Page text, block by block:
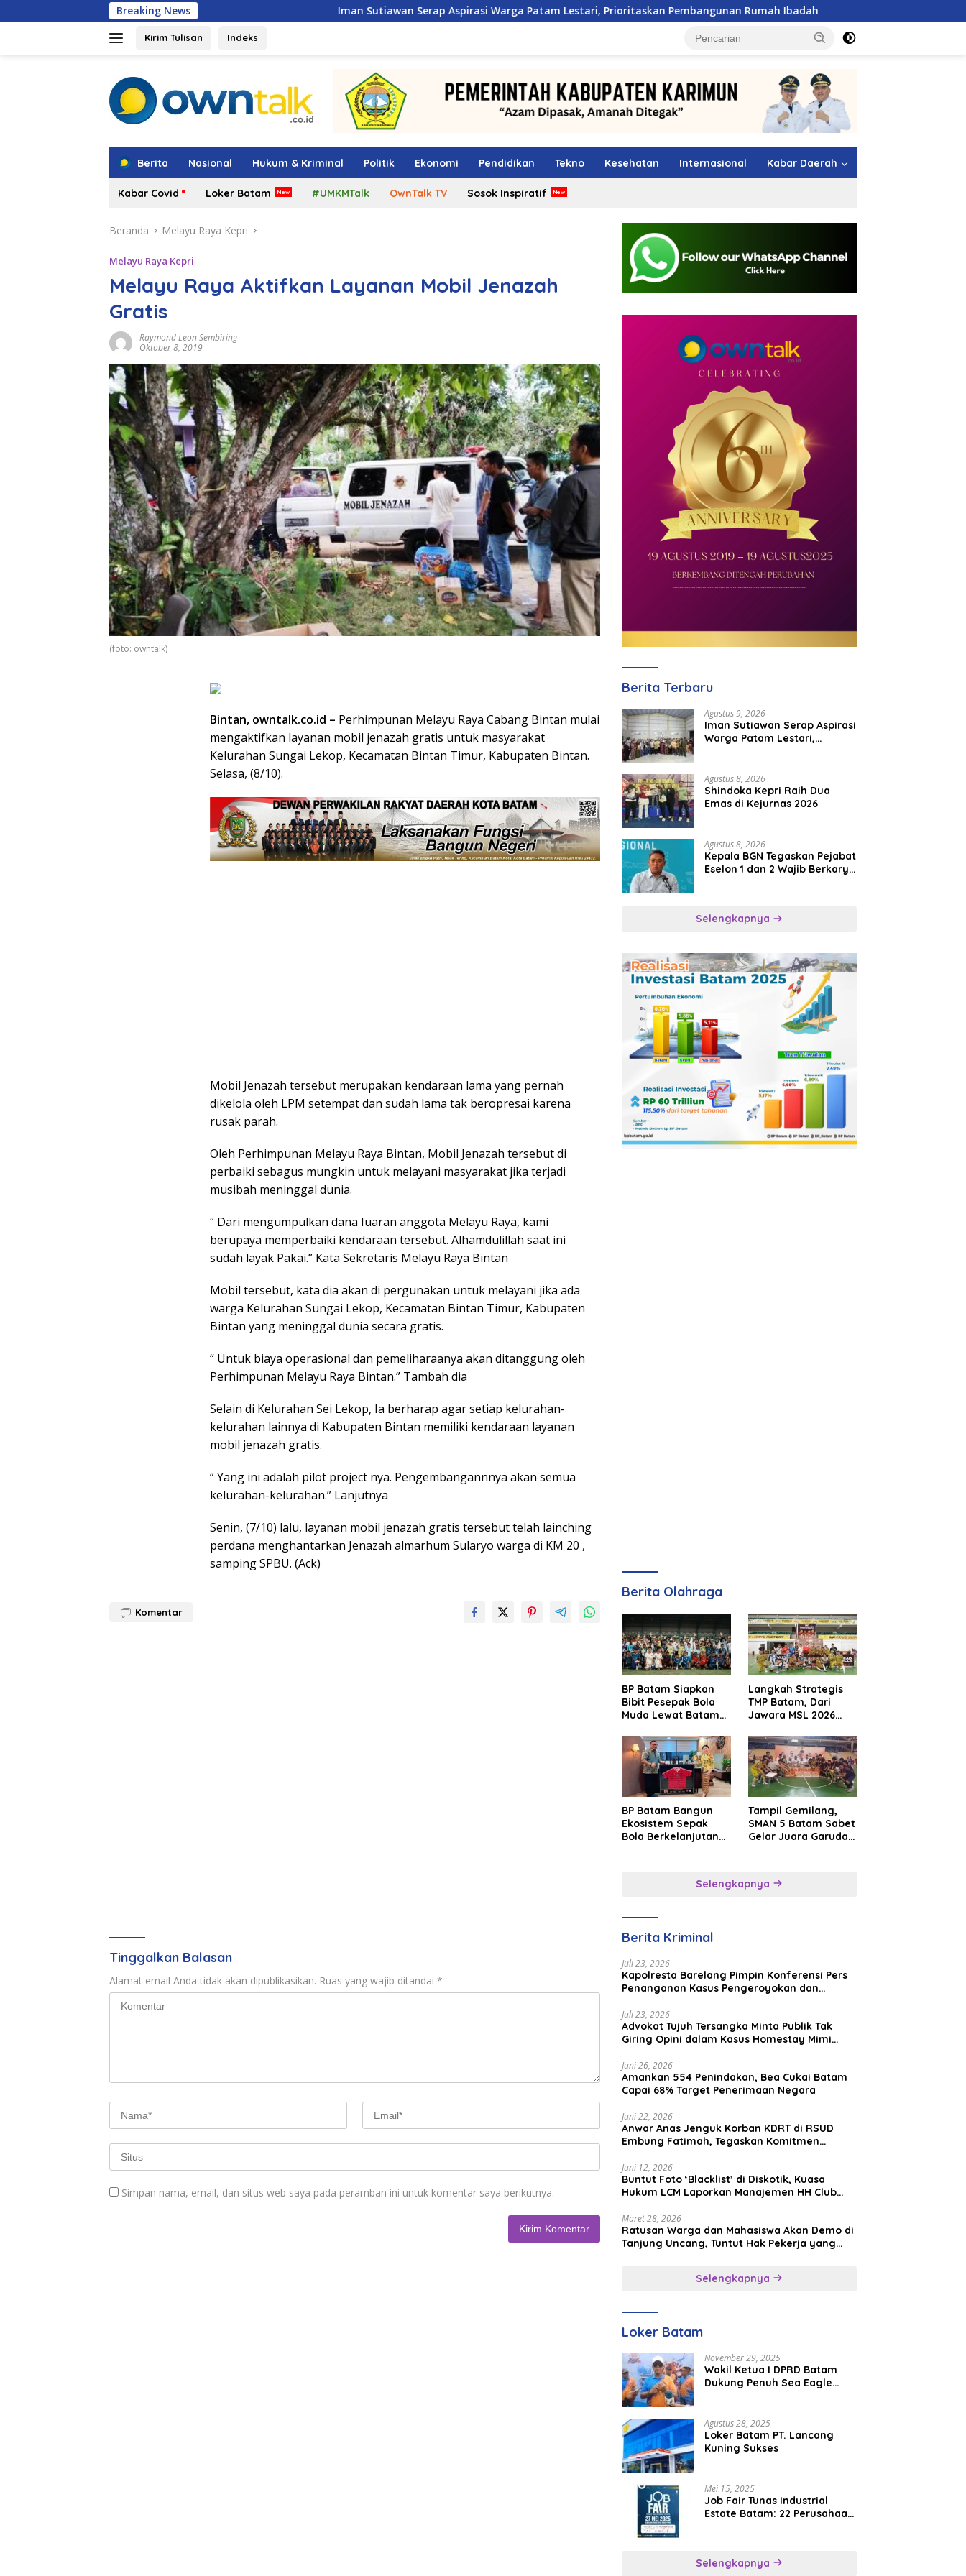
ke
Breaking News Iman Sutiawan Serap Aspirasi Warga Patam Lestari, Prioritaskan Pembangunan Rumah Ibadah Shindoka Kepri Raih Dua Emas di
Kirim Tulisan Indeks
Berita Nasional Hukum & Kriminal Politik Ekonomi Pendidikan Tekno Kesehatan Internasional Kabar Daerah
Kabar Covid Loker Batam #UMKMTalk OwnTalk TV Sosok Inspiratif
Beranda Melayu Raya Kepri
Melayu Raya Kepri
Melayu Raya Aktifkan Layanan Mobil Jenazah
Gratis
Raymond Leon Sembiring
Oktober 8, 2019
(foto: owntalk)
Bintan, owntalk.co.id – Perhimpunan Melayu Raya Cabang Bintan mulai
mengaktifkan layanan mobil jenazah gratis untuk masyarakat
Kelurahan Sungai Lekop, Kecamatan Bintan Timur, Kabupaten Bintan.
Selasa, (8/10).
Mobil Jenazah tersebut merupakan kendaraan lama yang pernah
dikelola oleh LPM setempat dan sudah lama tak beropresai karena
rusak parah.
Oleh Perhimpunan Melayu Raya Bintan, Mobil Jenazah tersebut di
perbaiki sebagus mungkin untuk melayani masyarakat jika terjadi
musibah meninggal dunia.
“ Dari mengumpulkan dana Iuaran anggota Melayu Raya, kami
berupaya memperbaiki kendaraan tersebut. Alhamdulillah saat ini
sudah layak Pakai.” Kata Sekretaris Melayu Raya Bintan
Mobil tersebut, kata dia akan di pergunakan untuk melayani jika ada
warga Kelurahan Sungai Lekop, Kecamatan Bintan Timur, Kabupaten
Bintan yang meninggal dunia secara gratis.
“ Untuk biaya operasional dan pemeliharaanya akan ditanggung oleh
Perhimpunan Melayu Raya Bintan.” Tambah dia
Selain di Kelurahan Sei Lekop, Ia berharap agar setiap kelurahan-
kelurahan lainnya di Kabupaten Bintan memiliki kendaraan layanan
mobil jenazah gratis.
“ Yang ini adalah pilot project nya. Pengembangannnya akan semua
kelurahan-kelurahan.” Lanjutnya
Senin, (7/10) lalu, layanan mobil jenazah gratis tersebut telah lainching
perdana menghantarkan Jenazah almarhum Sularyo warga di KM 20 ,
samping SPBU. (Ack)
Komentar
Tinggalkan Balasan
Alamat email Anda tidak akan dipublikasikan. Ruas yang wajib ditandai *
Simpan nama, email, dan situs web saya pada peramban ini untuk komentar saya berikutnya.
Berita Terbaru
Agustus 9, 2026
Iman Sutiawan Serap Aspirasi
Warga Patam Lestari,
Agustus 8, 2026
Shindoka Kepri Raih Dua
Emas di Kejurnas 2026
Agustus 8, 2026
Kepala BGN Tegaskan Pejabat
Eselon 1 dan 2 Wajib Berkarya
Selengkapnya
Berita Olahraga
BP Batam Siapkan
Bibit Pesepak Bola
Muda Lewat Batam
Grassroot Football
Festival 2026
Langkah Strategis
TMP Batam, Dari
Jawara MSL 2026
Internasional
BP Batam Bangun
Ekosistem Sepak
Bola Berkelanjutan
Tampil Gemilang,
SMAN 5 Batam Sabet
Gelar Juara Garuda
Selengkapnya
Berita Kriminal
Juli 23, 2026
Kapolresta Barelang Pimpin Konferensi Pers
Penanganan Kasus Pengeroyokan dan
Juli 23, 2026
Advokat Tujuh Tersangka Minta Publik Tak
Giring Opini dalam Kasus Homestay Mimi
Juni 26, 2026
Amankan 554 Penindakan, Bea Cukai Batam
Capai 68% Target Penerimaan Negara
Juni 22, 2026
Anwar Anas Jenguk Korban KDRT di RSUD
Embung Fatimah, Tegaskan Komitmen
Juni 12, 2026
Buntut Foto ‘Blacklist’ di Diskotik, Kuasa
Hukum LCM Laporkan Manajemen HH Club
Maret 28, 2026
Ratusan Warga dan Mahasiswa Akan Demo di
Tanjung Uncang, Tuntut Hak Pekerja yang
Selengkapnya
Loker Batam
November 29, 2025
Wakil Ketua I DPRD Batam
Dukung Penuh Sea Eagle
Agustus 28, 2025
Loker Batam PT. Lancang
Kuning Sukses
Mei 15, 2025
Job Fair Tunas Industrial
Estate Batam: 22 Perusahaan
Selengkapnya